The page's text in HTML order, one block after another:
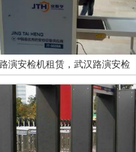
演安检机租赁，武汉路演安检